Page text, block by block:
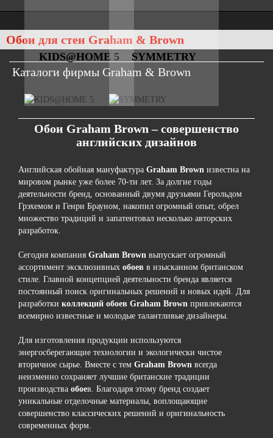
Обои для стен Graham & Brown
Каталоги фирмы Graham & Brown
KIDS@HOME 5 SYMMETRY
Обои Graham Brown – совершенство
английских дизайнов
Английская обойная мануфактура Graham Brown известна на
мировом рынке уже более 70-ти лет. За долгие годы
деятельности бренд, основанный двумя друзьями Герольдом
Грэхемом и Генри Брауном, накопил огромный опыт, обрел
множество традиций и запатентовал несколько авторских
разработок.
Сегодня компания Graham Brown выпускает огромный
ассортимент эксклюзивных обоев в изысканном британском
стиле. Главной концепцией деятельности бренда является
постоянный поиск оригинальных решений и новых идей. Для
разработки коллекций обоев Graham Brown привлекаются
всемирно известные и молодые талантливые дизайнеры.
Для изготовления продукции используются
энергосберегающие технологии и экологически чистое
вторичное сырье. Вместе с тем Graham Brown всегда
неизменно сохраняет лучшие британские традиции
производства обоев. Благодаря этому бренд создает
уникальные отделочные материалы, воплощающие
совершенство классических решений и оригинальность
современных форм.